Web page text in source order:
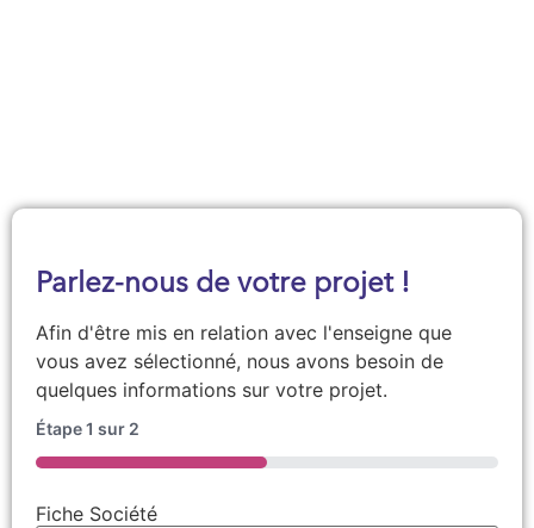
Parlez-nous de votre projet !
Afin d'être mis en relation avec l'enseigne que
vous avez sélectionné, nous avons besoin de
quelques informations sur votre projet.
Étape1 sur 2
50%
Fiche Société